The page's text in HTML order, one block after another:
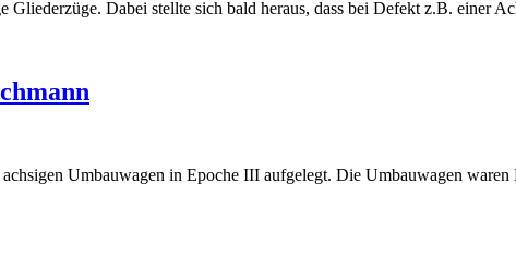
Dabei stellte sich bald heraus, dass bei Defekt z.B. einer
Umbauwagen in Epoche III aufgelegt. Die Umbauwagen